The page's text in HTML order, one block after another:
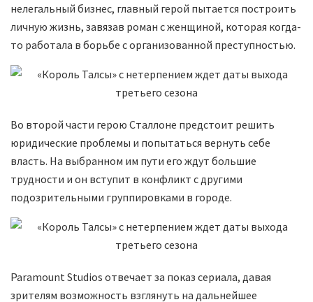
нелегальный бизнес, главный герой пытается построить
личную жизнь, завязав роман с женщиной, которая когда-
то работала в борьбе с организованной преступностью.
Во второй части герою Сталлоне предстоит решить
юридические проблемы и попытаться вернуть себе
власть. На выбранном им пути его ждут большие
трудности и он вступит в конфликт с другими
подозрительными группировками в городе.
Paramount Studios отвечает за показ сериала, давая
зрителям возможность взглянуть на дальнейшее